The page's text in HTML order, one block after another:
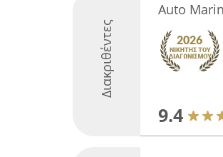
Διακριθέντες
Auto
9.4